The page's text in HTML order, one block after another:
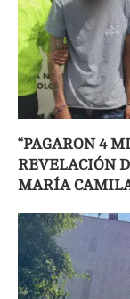
“PAGARON 4
REVELACIÓN
MARÍA